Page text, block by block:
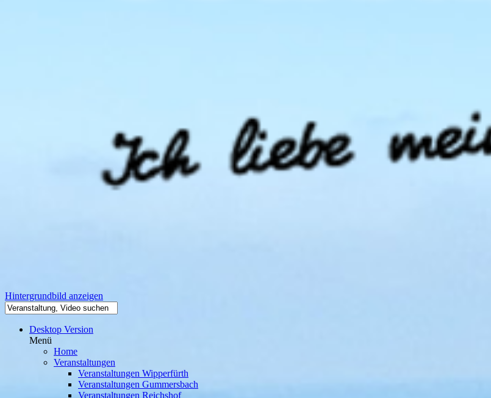
Hintergrundbild anzeigen
Desktop Version
Menü
Home
Veranstaltungen
Veranstaltungen Wipperfürth
Veranstaltungen Gummersbach
Veranstaltungen Reichshof